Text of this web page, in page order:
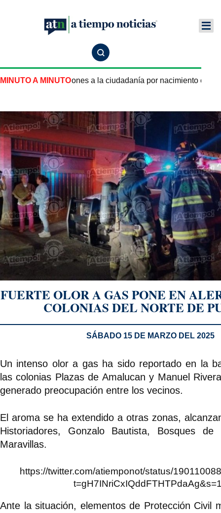
MINUTO A MINUTO
restricciones a la ciudadanía por nacimiento en
FUERTE OLOR A GAS PONE EN
COLONIAS DEL NORTE DE
SÁBADO 15 DE MARZO DEL 2025
Un intenso olor a gas ha sido reportado en la
las colonias Plazas de Amalucan y Manuel
generado preocupación entre los vecinos.
El aroma se ha extendido a otras zonas,
Historiadores, Gonzalo Bautista, Bosques
Maravillas.
https://twitter.com/atiemponot/status/
Ante la situación, elementos de Protección Civil